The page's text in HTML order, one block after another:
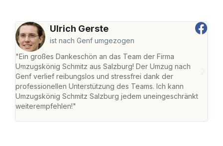
Ulrich Gerste
ist nach Genf umgezogen
"Ein großes Dankeschön an das Team der Firma
Umzugskönig Schmitz aus Salzburg! Der Umzug nach
Genf verlief reibungslos und stressfrei dank der
professionellen Unterstützung des Teams. Ich kann
Umzugskönig Schmitz Salzburg jedem uneingeschränkt
weiterempfehlen!"